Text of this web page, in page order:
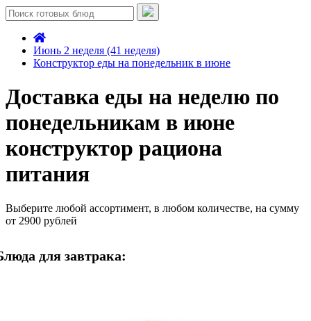
Июнь 2 неделя (41 неделя)
Конструктор еды на понедельник в июне
Доставка еды на неделю по
понедельникам в июне
конструктор рациона
питания
Выберите любой ассортимент, в любом количестве, на сумму
от 2900 рублей
для завтрака: